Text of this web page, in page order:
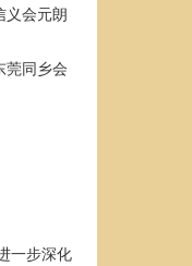
义会元朗
莞同乡会
一步深化